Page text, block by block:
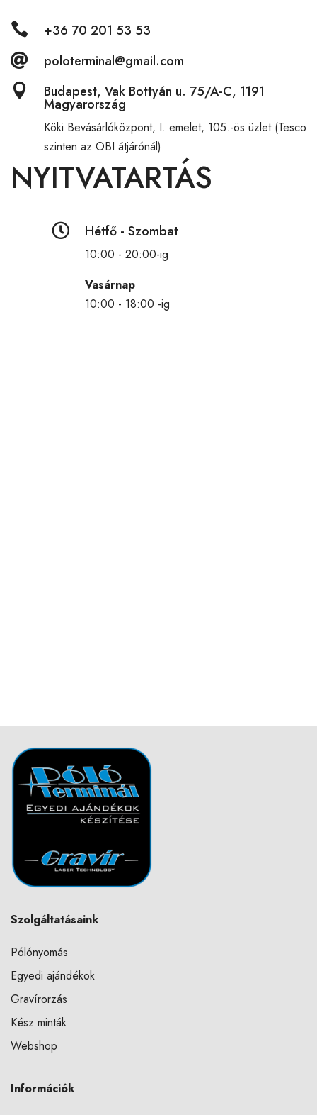
 +36 70 201 53 53
 poloterminal@gmail.com
 Budapest, Vak Bottyán u. 75/A-C, 1191
Magyarország
Köki Bevásárlóközpont, I. emelet, 105.-ös üzlet (Tesco
szinten az OBI átjárónál)
NYITVATARTÁS
 Hétfő - Szombat
10:00 - 20:00-ig
Vasárnap
10:00 - 18:00 -ig
Szolgáltatásaink
Pólónyomás
Egyedi ajándékok
Gravírorzás
Kész minták
Webshop
Információk